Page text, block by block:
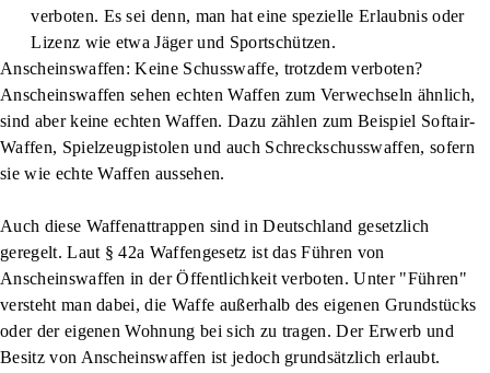
verboten. Es sei denn, man hat eine spezielle Erlaubnis oder
Lizenz wie etwa Jäger und Sportschützen.
Anscheinswaffen: Keine Schusswaffe, trotzdem verboten?
Anscheinswaffen sehen echten Waffen zum Verwechseln ähnlich,
sind aber keine echten Waffen. Dazu zählen zum Beispiel Softair-
Waffen, Spielzeugpistolen und auch Schreckschusswaffen, sofern
sie wie echte Waffen aussehen.
Auch diese Waffenattrappen sind in Deutschland gesetzlich
geregelt. Laut § 42a Waffengesetz ist das Führen von
Anscheinswaffen in der Öffentlichkeit verboten. Unter "Führen"
versteht man dabei, die Waffe außerhalb des eigenen Grundstücks
oder der eigenen Wohnung bei sich zu tragen. Der Erwerb und
Besitz von Anscheinswaffen ist jedoch grundsätzlich erlaubt.